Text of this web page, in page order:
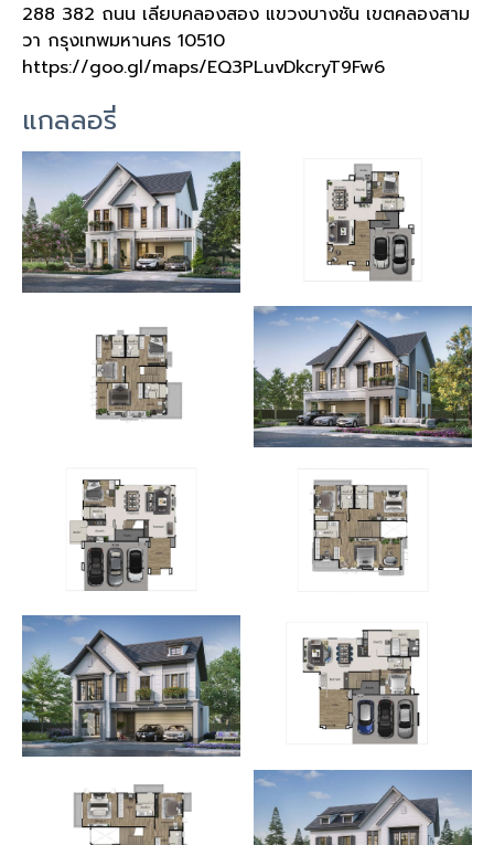
288 382 ถนน เลียบคลองสอง แขวงบางชัน เขตคลองสาม
วา กรุงเทพมหานคร 10510
https://goo.gl/maps/EQ3PLuvDkcryT9Fw6
แกลลอรี่